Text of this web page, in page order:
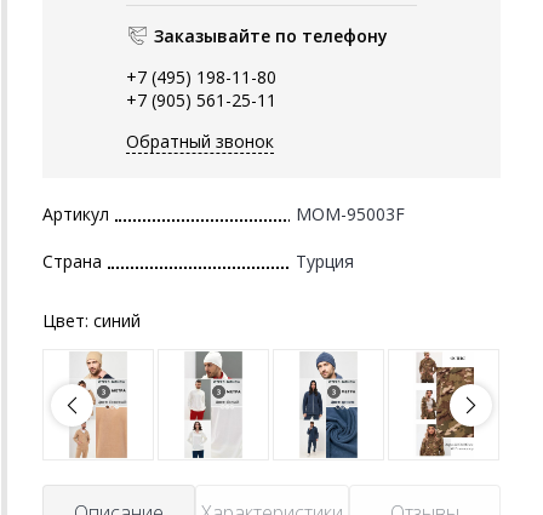
Заказывайте по телефону
+7 (495) 198-11-80
+7 (905) 561-25-11
Обратный звонок
Артикул MOM-95003F
Страна Турция
Цвет: синий